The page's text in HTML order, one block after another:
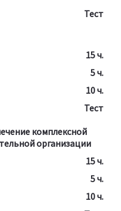
Тест
15 ч.
5 ч.
10 ч.
Тест
комплексной
организации
15 ч.
5 ч.
10 ч.